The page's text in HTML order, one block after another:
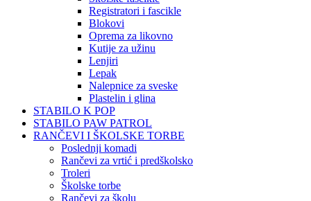
Registratori i fascikle
Blokovi
Oprema za likovno
Kutije za užinu
Lenjiri
Lepak
Nalepnice za sveske
Plastelin i glina
STABILO K POP
STABILO PAW PATROL
RANČEVI I ŠKOLSKE TORBE
Poslednji komadi
Rančevi za vrtić i predškolsko
Troleri
Školske torbe
Rančevi za školu